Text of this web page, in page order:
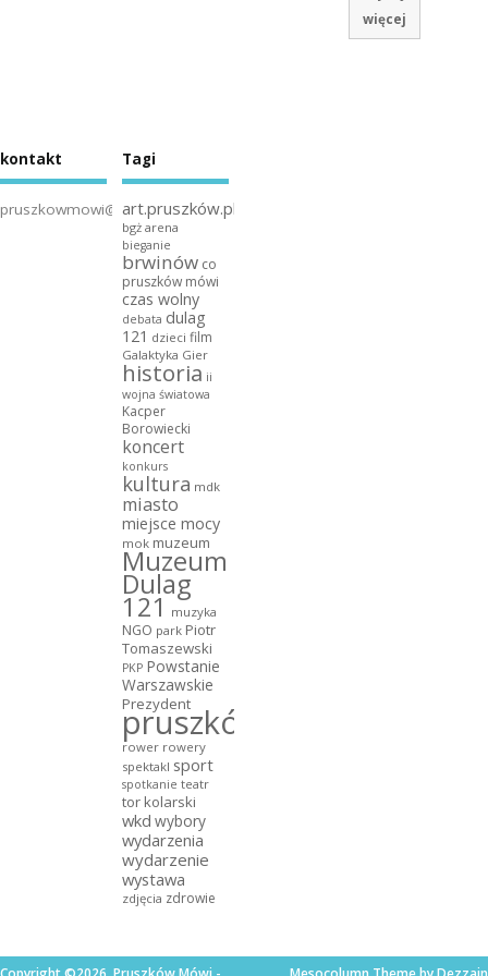
więcej
kontakt
pruszkowmowi@gmail.com
Tagi
art.pruszków.pl
bgż arena
bieganie
brwinów co
pruszków mówi
czas wolny
debata dulag
121 dzieci film
Galaktyka Gier
historia ii
wojna światowa
Kacper
Borowiecki
koncert
konkurs
kultura mdk
miasto
miejsce mocy
mok muzeum
Muzeum
Dulag
121 muzyka
NGO park Piotr
Tomaszewski
PKP Powstanie
Warszawskie
Prezydent
pruszków
rower rowery
spektakl sport
spotkanie teatr
tor kolarski
wkd wybory
wydarzenia
wydarzenie
wystawa
zdjęcia zdrowie